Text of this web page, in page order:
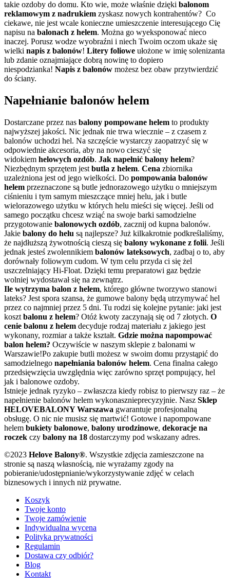
takie ozdoby do domu. Kto wie, może właśnie dzięki balonom
reklamowym z nadrukiem zyskasz nowych kontrahentów? Co
ciekawe, nie jest wcale konieczne umieszczenie interesującego Cię
napisu na balonach z helem. Można go wyeksponować nieco
inaczej. Porusz wodze wyobraźni i niech Twoim oczom ukaże się
wielki napis z balonów! Litery foliowe ułożone w imię solenizanta
lub zdanie oznajmiające dobrą nowinę to dopiero
niespodzianka! Napis z balonów możesz bez obaw przytwierdzić
do ściany.
Napełnianie balonów helem
Dostarczane przez nas balony pompowane helem to produkty
najwyższej jakości. Nic jednak nie trwa wiecznie – z czasem z
balonów uchodzi hel. Na szczęście wystarczy zaopatrzyć się w
odpowiednie akcesoria, aby na nowo cieszyć się
widokiem helowych ozdób. Jak napełnić balony helem?
Niezbędnym sprzętem jest butla z helem. Cena zbiornika
uzależniona jest od jego wielkości. Do pompowania balonów
helem przeznaczone są butle jednorazowego użytku o mniejszym
ciśnieniu i tym samym mieszczące mniej helu, jak i butle
wielorazowego użytku w których helu mieści się więcej. Jeśli od
samego początku chcesz wziąć na swoje barki samodzielne
przygotowanie balonowych ozdób, zacznij od kupna balonów.
Jakie balony do helu są najlepsze? Już kilkakrotnie podkreślaliśmy,
że najdłuższą żywotnością cieszą się balony wykonane z folii. Jeśli
jednak jesteś zwolennikiem balonów lateksowych, zadbaj o to, aby
dorównały foliowym cudom. W tym celu przyda ci się żel
uszczelniający Hi-Float. Dzięki temu preparatowi gaz będzie
wolniej wydostawał się na zewnątrz.
Ile wytrzyma balon z helem, którego główne tworzywo stanowi
lateks? Jest spora szansa, że gumowe balony będą utrzymywać hel
przez co najmniej przez 5 dni. Tu rodzi się kolejne pytanie: jaki jest
koszt balonu z helem? Otóż kwoty zaczynają się od 7 złotych. O
cenie balonu z helem decyduje rodzaj materiału z jakiego jest
wykonany, rozmiar a także kształt. Gdzie można napompować
balon helem? Oczywiście w naszym sklepie z balonami w
Warszawie!Po zakupie butli możesz w swoim domu przystąpić do
samodzielnego napełniania balonów helem. Cena finalna całego
przedsięwzięcia uwzględnia więc zarówno sprzęt pompujący, hel
jak i balonowe ozdoby.
Istnieje jednak ryzyko – zwłaszcza kiedy robisz to pierwszy raz – że
napełnienie balonów helem wykonasznieprecyzyjnie. Nasz Sklep
HELOVEBALONY Warszawa gwarantuje profesjonalną
obsługę. O nic nie musisz się martwić! Gotowe i napompowane
helem bukiety balonowe, balony urodzinowe, dekoracje na
roczek czy balony na 18 dostarczymy pod wskazany adres.
©2023 Helove Balony®. Wszystkie zdjęcia zamieszczone na
stronie są naszą własnością, nie wyrażamy zgody na
pobieranie/udostępnianie/wykorzystywanie zdjęć w celach
biznesowych i innych niż prywatne.
Koszyk
Twoje konto
Twoje zamówienie
Indywidualna wycena
Polityka prywatności
Regulamin
Dostawa czy odbiór?
Blog
Kontakt